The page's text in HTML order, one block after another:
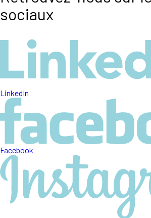
sociaux
LinkedIn
Facebook